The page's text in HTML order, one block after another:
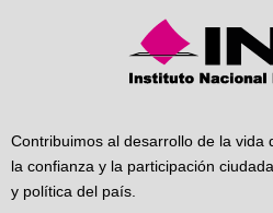
Contribuimos al desarrollo de la vida
la confianza y la participación
y política del país.